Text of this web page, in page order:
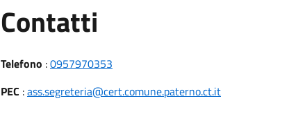
Contatti
Telefono :0957970353
PEC :ass.segreteria@cert.comune.paterno.ct.it